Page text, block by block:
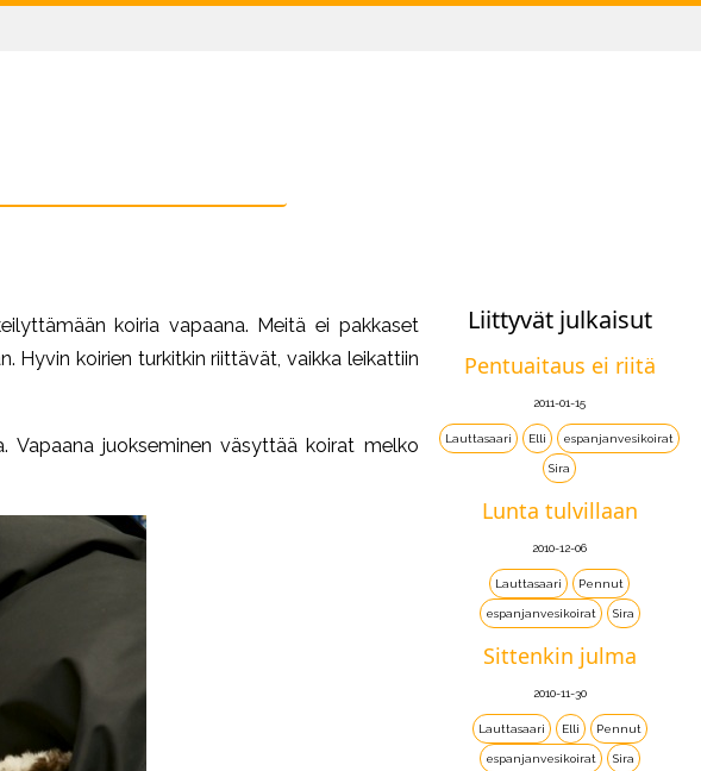
koiria vapaana. Meitä ei pakkaset
Hyvin koirien turkitkin riittävät, vaikka leikattiin
Vapaana juokseminen väsyttää koirat melko
Liittyvät julkaisut
Pentuaitaus ei riitä
2011-01-15
Lauttasaari Elli espanjanvesikoirat
Sira
Lunta tulvillaan
2010-12-06
Lauttasaari Pennut
espanjanvesikoirat Sira
Sittenkin julma
2010-11-30
Lauttasaari Elli Pennut
espanjanvesikoirat Sira